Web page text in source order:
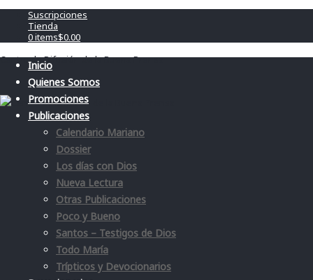
Suscripciones
Tienda
0 items$0.00
Centro de Difusión de la Buena Prensa
Inicio
Quienes Somos
Promociones
Publicaciones
Calendario Mariano
Dossier
Los días con Dios
Nueva Lectura
Otras Publicaciones
Poco y Bueno
Santos – Testigos de Dios
Todo María
Trípticos y Devocionarios